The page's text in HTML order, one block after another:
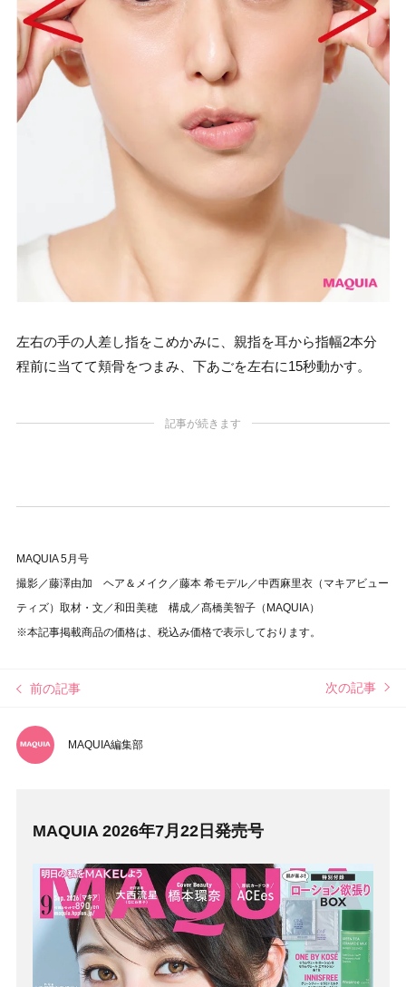
左右の手の人差し指をこめかみに、親指を耳から指幅2本分
程前に当てて頬骨をつまみ、下あごを左右に15秒動かす。
記事が続きます
MAQUIA 5月号
撮影／藤澤由加 ヘア＆メイク／藤本 希モデル／中西麻里衣（マキアビュー
ティズ）取材・文／和田美穂 構成／髙橋美智子（MAQUIA）
※本記事掲載商品の価格は、税込み価格で表示しております。
前の記事 次の記事
MAQUIA編集部
MAQUIA 2026年7月22日発売号